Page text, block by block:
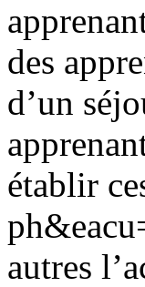
des
d’un
établir
autres